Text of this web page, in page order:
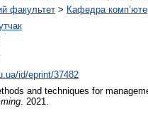
факультет > Кафедра
id/eprint/37482
and techniques for
. 2021.